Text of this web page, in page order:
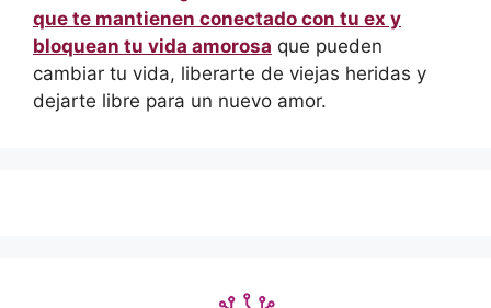
que te mantienen conectado con tu ex y
bloquean tu vida amorosa que pueden
cambiar tu vida, liberarte de viejas heridas y
dejarte libre para un nuevo amor.